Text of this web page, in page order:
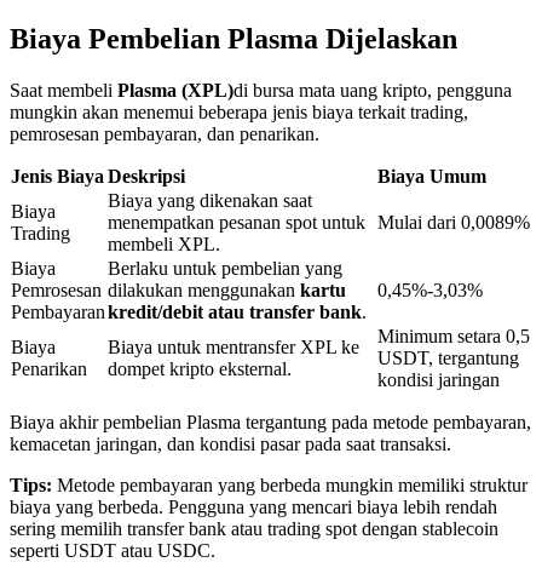
Investasi eksklusif untuk pemegang BTR
Pinjaman
Biaya Pembelian Plasma Dijelaskan
Saat membeli Plasma (XPL)di bursa mata uang kripto, pengguna
mungkin akan menemui beberapa jenis biaya terkait trading,
pemrosesan pembayaran, dan penarikan.
Jenis Biaya Deskripsi
Biaya Umum
Biaya
Trading
Biaya yang dikenakan saat
menempatkan pesanan spot untuk
membeli XPL.
Mulai dari 0,0089%
Biaya
Pemrosesan
Pembayaran
Berlaku untuk pembelian yang
dilakukan menggunakan kartu
kredit/debit atau transfer bank.
0,45%-3,03%
Biaya
Penarikan
Biaya untuk mentransfer XPL ke
dompet kripto eksternal.
Minimum setara 0,5
USDT, tergantung
kondisi jaringan
Biaya akhir pembelian Plasma tergantung pada metode pembayaran,
kemacetan jaringan, dan kondisi pasar pada saat transaksi.
Tips: Metode pembayaran yang berbeda mungkin memiliki struktur
biaya yang berbeda. Pengguna yang mencari biaya lebih rendah
sering memilih transfer bank atau trading spot dengan stablecoin
seperti USDT atau USDC.